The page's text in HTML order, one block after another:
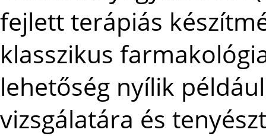
fejlett terápiás
klasszikus
lehetőség nyílik
vizsgálatára és